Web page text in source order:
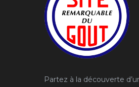
Partez à la découverte